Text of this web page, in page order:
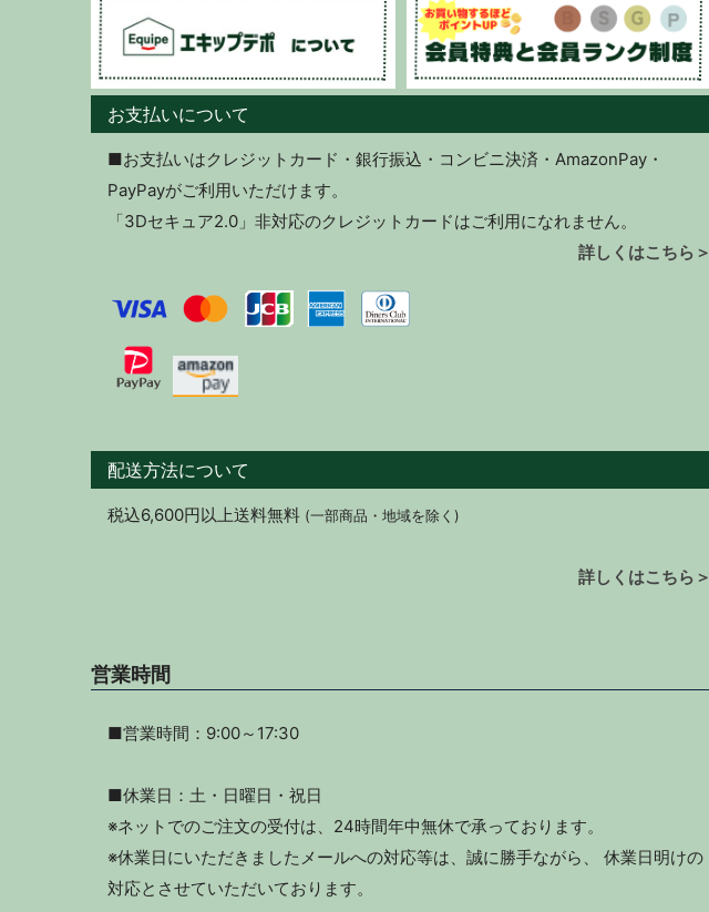
お支払いについて
■お支払いはクレジットカード・銀行振込・コンビニ決済・AmazonPay・
PayPayがご利用いただけます。
「3Dセキュア2.0」非対応のクレジットカードはご利用になれません。
詳しくはこちら＞
配送方法について
税込6,600円以上送料無料 (一部商品・地域を除く)
詳しくはこちら＞
営業時間
■営業時間：9:00～17:30
■休業日：土・日曜日・祝日
※ネットでのご注文の受付は、24時間年中無休で承っております。
※休業日にいただきましたメールへの対応等は、誠に勝手ながら、 休業日明けの
対応とさせていただいております。